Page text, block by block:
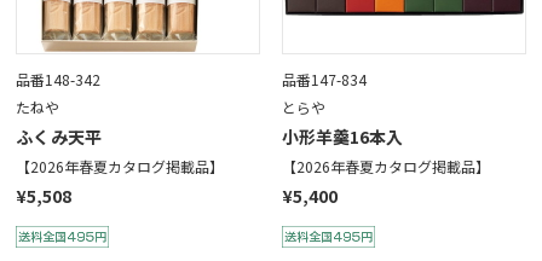
品番148-342
たねや
ふくみ天平
【2026年春夏カタログ掲載品】
¥5,508
品番147-834
とらや
小形羊羹16本入
【2026年春夏カタログ掲載品】
¥5,400